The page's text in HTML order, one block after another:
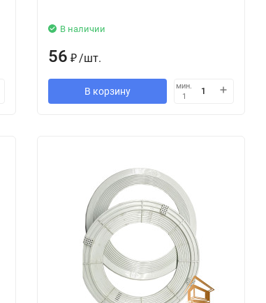
В наличии
56 ₽/шт.
В корзину
мин.
1